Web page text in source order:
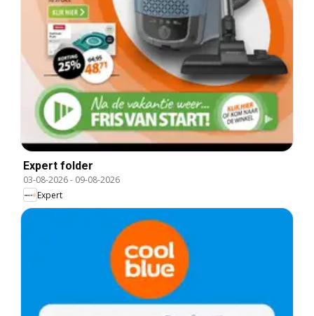
Expert folder
03-08-2026- 09-08-2026
Expert